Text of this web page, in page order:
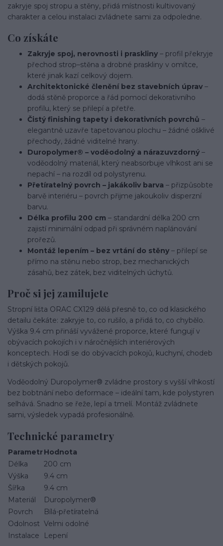
zakryje spoj stropu a stěny, přidá místnosti kultivovaný
charakter a celou instalaci zvládnete sami za odpoledne.
Co získáte
Zakryje spoj, nerovnosti i praskliny – profil překryje
přechod strop–stěna a drobné praskliny v omítce,
které jinak kazí celkový dojem.
Architektonické členění bez stavebních úprav –
dodá stěně proporce a řád pomocí dekorativního
profilu, který se přilepí a přetře.
Čistý finishing tapety i dekorativních povrchů –
elegantně uzavře tapetovanou plochu – žádné ošklivé
přechody, žádné viditelné hrany.
Duropolymer® – voděodolný a nárazuvzdorný –
voděodolný materiál, který neabsorbuje vlhkost ani se
nepachí – na rozdíl od polystyrenu.
Přetíratelný povrch – jakákoliv barva – přizpůsobte
barvě interiéru – povrch přijme jakoukoliv disperzní
barvu.
Délka profilu 200 cm – standardní délka 200 cm
zajistí minimální odpad při správném naplánování
prořezů.
Montáž lepením – bez vrtání do stěny – přilepí se
přímo na stěnu nebo strop, bez mechanických
zásahů, bez zátek, bez viditelných úchytů.
Proč si jej zamilujete
Stropní lišta ORAC CX129 dělá přesně to, co od klasického
detailu čekáte: zakryje to, co rušilo, a přidá to, co chybělo.
Výška 9.4 cm přináší vyvážené proporce, které fungují v
obývacích pokojích i v náročnějších interiérových
konceptech. Hodí se do obývacích pokojů, kuchyní, chodeb
i dětských pokojů.
Voděodolný Duropolymer® zvládne prostory s vyšší vlhkostí
bez bobtnání nebo deformace – ideální tam, kde polystyren
selhává. Snadno se řeže, lepí a tmelí. Montáž zvládnete
sami, výsledek vypadá profesionálně.
Technické parametry
ParametrHodnota
Délka
200 cm
Výška
9.4 cm
Šířka
9.4 cm
Materiál
Duropolymer®
Povrch
Bílá-přetíratelná
Odolnost Velmi odolné
Instalace
Lepení